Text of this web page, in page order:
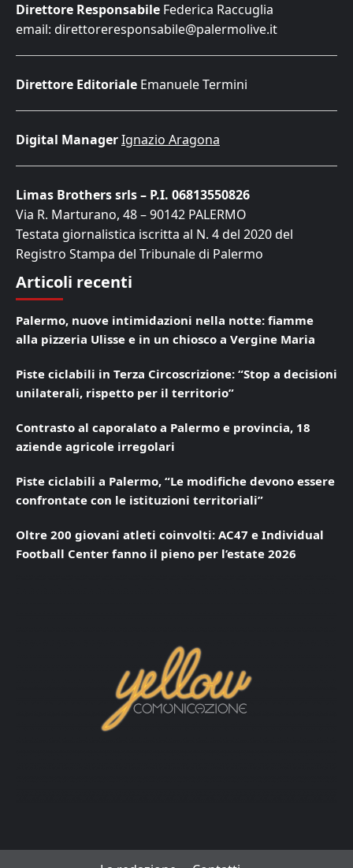
Direttore Responsabile Federica Raccuglia
email: direttoreresponsabile@palermolive.it
Direttore Editoriale Emanuele Termini
Digital ManagerIgnazio Aragona
Limas Brothers srls – P.I. 06813550826
Via R. Marturano, 48 – 90142 PALERMO
Testata giornalistica iscritta al N. 4 del 2020 del
Registro Stampa del Tribunale di Palermo
Articoli recenti
Palermo, nuove intimidazioni nella notte: fiamme
alla pizzeria Ulisse e in un chiosco a Vergine Maria
Piste ciclabili in Terza Circoscrizione: “Stop a decisioni
unilaterali, rispetto per il territorio”
Contrasto al caporalato a Palermo e provincia, 18
aziende agricole irregolari
Piste ciclabili a Palermo, “Le modifiche devono essere
confrontate con le istituzioni territoriali”
Oltre 200 giovani atleti coinvolti: AC47 e Individual
Football Center fanno il pieno per l’estate 2026